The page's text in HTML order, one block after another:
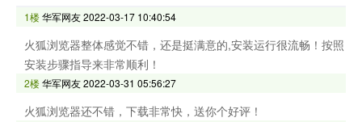
1楼华军网友2022-03-17 10:40:54
火狐浏览器整体感觉不错，还是挺满意的,安装运行很流畅！按照
安装步骤指导来非常顺利！
2楼华军网友2022-03-31 05:56:27
火狐浏览器还不错，下载非常快，送你个好评！